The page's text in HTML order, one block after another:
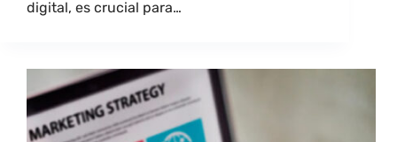
digital, es crucial para…